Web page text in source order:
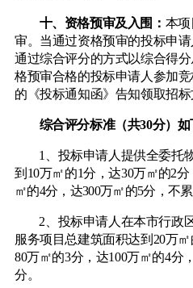
十、资格预审及入围： 本
审。当通过资格预审的投标申
通过综合评分的方式以综合得
格预审合格的投标申请人参加
的《投标通知函》告知领取招标
综合评分标准（共30分）如
1、投标申请人提供全委托
到10万㎡的1分，达30万㎡的2分
㎡的4分，达300万㎡的5分，不累
2、投标申请人在本市行政
服务项目总建筑面积达到20万
80万㎡的3分，达100万㎡的4分
分。